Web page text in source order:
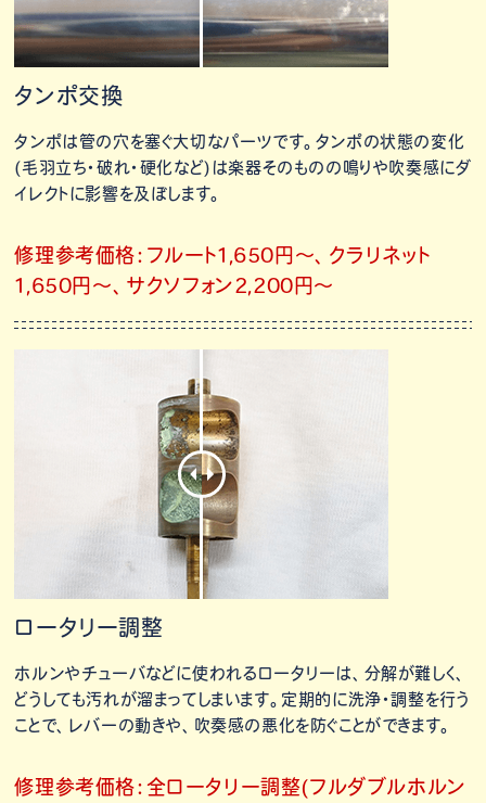
タンポ交換
タンポは管の穴を塞ぐ大切なパーツです。タンポの状態の変化
(毛羽立ち・破れ・硬化など)は楽器そのものの鳴りや吹奏感にダ
イレクトに影響を及ぼします。
修理参考価格：フルート1,650円～、クラリネット
1,650円～、サクソフォン2,200円～
ロータリー調整
ホルンやチューバなどに使われるロータリーは、分解が難しく、
どうしても汚れが溜まってしまいます。定期的に洗浄・調整を行う
ことで、レバーの動きや、吹奏感の悪化を防ぐことができます。
修理参考価格：全ロータリー調整(フルダブルホルン